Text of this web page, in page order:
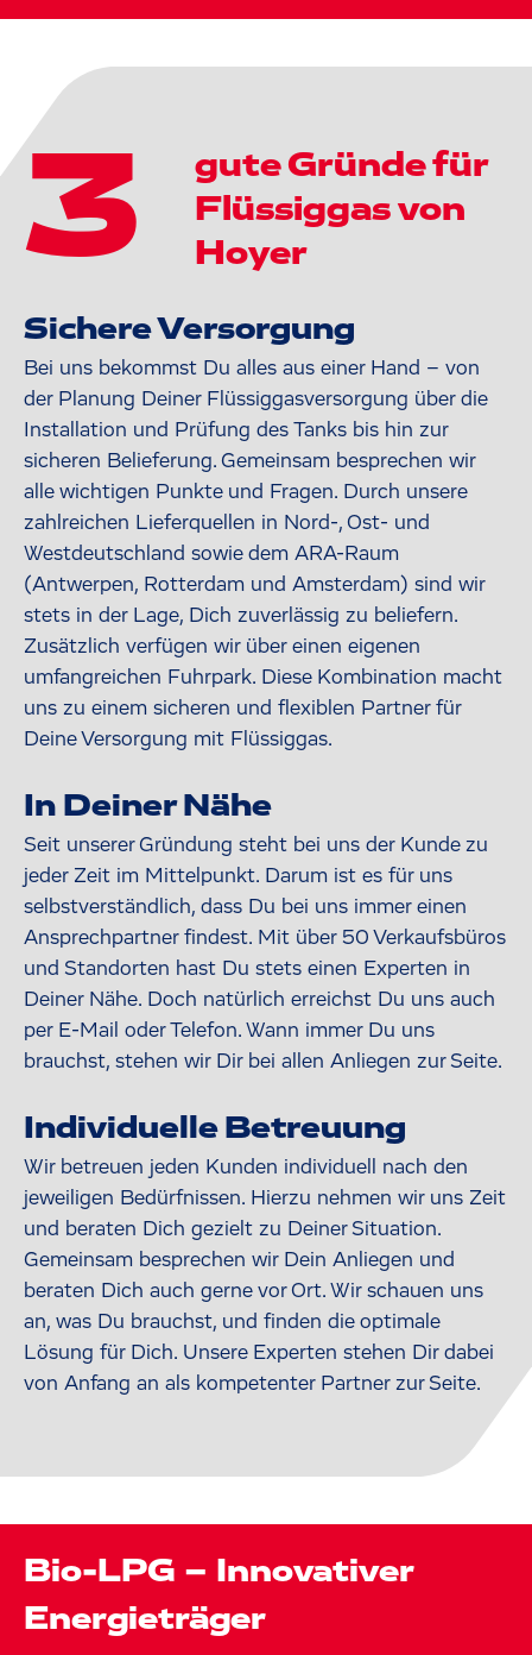
3
gute Gründe für
Flüssiggas von
Hoyer
Sichere Versorgung
Bei uns bekommst Du alles aus einer Hand – von
der Planung Deiner Flüssiggasversorgung über die
Installation und Prüfung des Tanks bis hin zur
sicheren Belieferung. Gemeinsam besprechen wir
alle wichtigen Punkte und Fragen. Durch unsere
zahlreichen Lieferquellen in Nord-, Ost- und
Westdeutschland sowie dem ARA-Raum
(Antwerpen, Rotterdam und Amsterdam) sind wir
stets in der Lage, Dich zuverlässig zu beliefern.
Zusätzlich verfügen wir über einen eigenen
umfangreichen Fuhrpark. Diese Kombination macht
uns zu einem sicheren und flexiblen Partner für
Deine Versorgung mit Flüssiggas.
In Deiner Nähe
Seit unserer Gründung steht bei uns der Kunde zu
jeder Zeit im Mittelpunkt. Darum ist es für uns
selbstverständlich, dass Du bei uns immer einen
Ansprechpartner findest. Mit über 50 Verkaufsbüros
und Standorten hast Du stets einen Experten in
Deiner Nähe. Doch natürlich erreichst Du uns auch
per E-Mail oder Telefon. Wann immer Du uns
brauchst, stehen wir Dir bei allen Anliegen zur Seite.
Individuelle Betreuung
Wir betreuen jeden Kunden individuell nach den
jeweiligen Bedürfnissen. Hierzu nehmen wir uns Zeit
und beraten Dich gezielt zu Deiner Situation.
Gemeinsam besprechen wir Dein Anliegen und
beraten Dich auch gerne vor Ort. Wir schauen uns
an, was Du brauchst, und finden die optimale
Lösung für Dich. Unsere Experten stehen Dir dabei
von Anfang an als kompetenter Partner zur Seite.
Bio-LPG – Innovativer
Energieträger